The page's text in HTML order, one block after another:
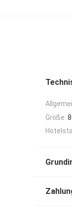
Größe: